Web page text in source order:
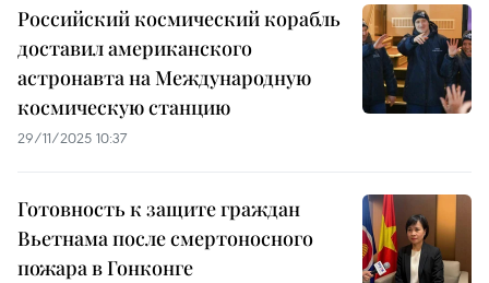
Российский космический корабль
доставил американского
астронавта на Международную
космическую станцию
29/11/2025 10:37
Готовность к защите граждан
Вьетнама после смертоносного
пожара в Гонконге